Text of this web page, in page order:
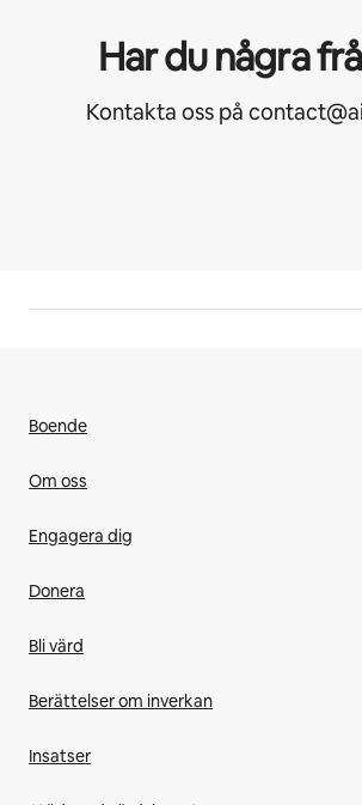
Har du några
Kontakta oss på
Boende
Om oss
Engagera dig
Donera
Bli värd
Berättelser om inverkan
Insatser